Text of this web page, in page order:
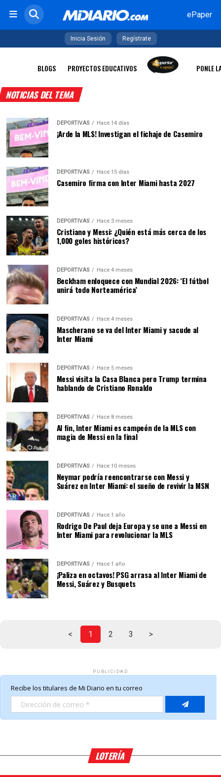
ePaper
Inicia Sesión Regístrate
BLOGS PROYECTOS EDUCATIVOS PONLE
NOTICIAS DEL TEMA
DEPORTIVAS Hace 14 días
¡Arde la MLS! Investigan el fichaje de Casemiro
DEPORTIVAS Hace 15 días
Casemiro firma con Inter Miami hasta 2027
DEPORTIVAS Hace 3 meses
Cristiano y Messi: ¿Quién está más cerca de los
1,000 goles históricos?
DEPORTIVAS Hace 4 meses
Beckham enloquece con Mundial 2026: ‘El fútbol
unirá todo Norteamérica’
DEPORTIVAS Hace 4 meses
Mascherano se va del Inter Miami y sacude al
Inter Miami
DEPORTIVAS Hace 5 meses
Messi visita la Casa Blanca pero Trump termina
hablando de Cristiano Ronaldo
DEPORTIVAS Hace 8 meses
Al fin, Inter Miami es campeón de la MLS con
magia de Messi en la final
DEPORTIVAS Hace 10 meses
Neymar podría reencontrarse con Messi y
Suárez en Inter Miami: el sueño de revivir la MSN
DEPORTIVAS Hace 1 año
Rodrigo De Paul deja Europa y se une a Messi en
Inter Miami para revolucionar la MLS
DEPORTIVAS Hace 1 año
¡Paliza en octavos! PSG arrasa al Inter Miami de
Messi, Suárez y Busquets
< 1 2 3 >
PUBLICIDAD
LOTERÍA